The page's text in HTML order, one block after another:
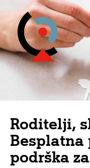
Roditelji,
Besplatna
podrška